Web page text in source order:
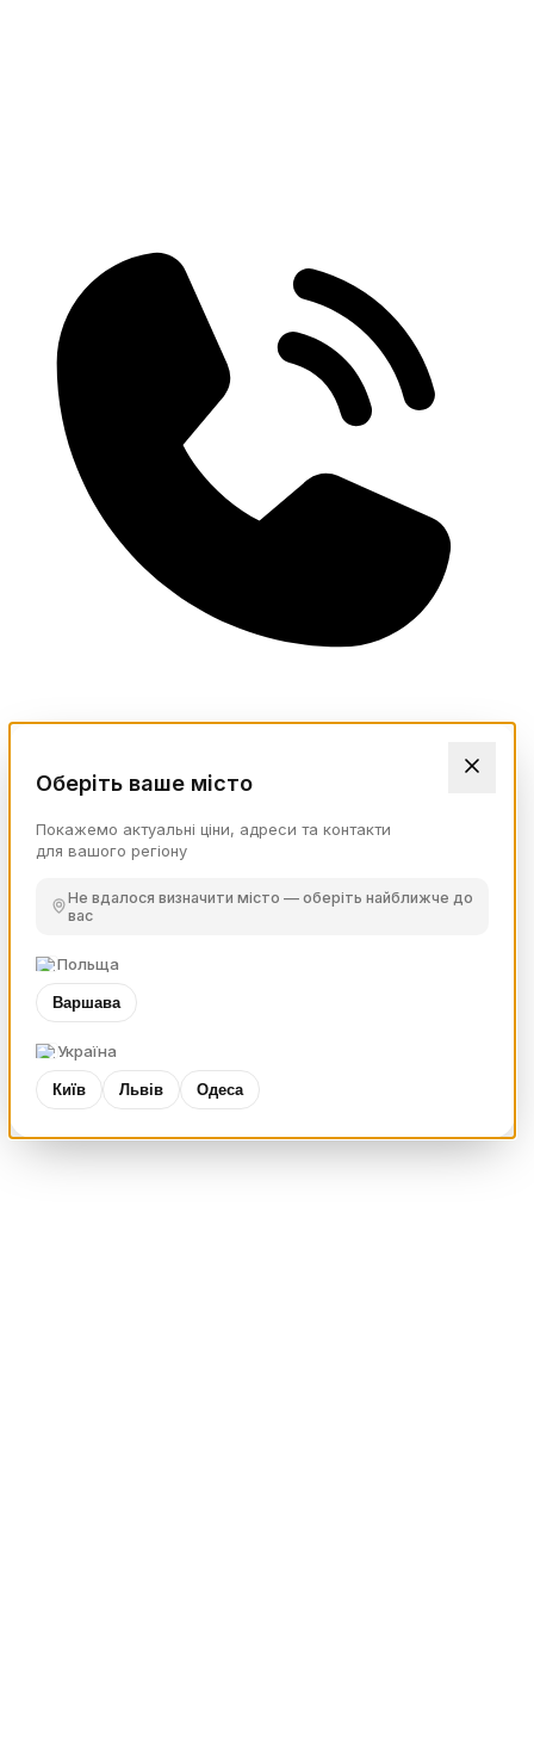
Оберіть ваше місто
Покажемо актуальні ціни, адреси та контакти
для вашого регіону
Не вдалося визначити місто — оберіть найближче до
вас
Польща
Варшава
Україна
Київ Львів Одеса